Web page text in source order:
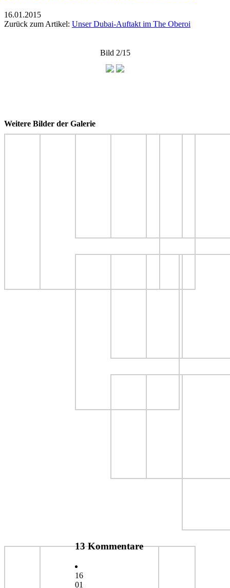
16.01.2015
Zurück zum Artikel: Unser Dubai-Auftakt im The Oberoi
Bild 2/15
Weitere Bilder der Galerie
13 Kommentare
16
01